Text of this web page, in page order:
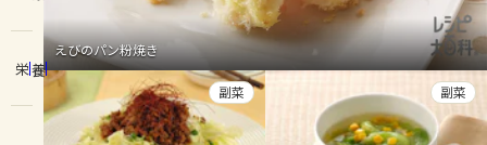
レシピ
トーク
栄養
えびのパン粉焼き
副菜 副菜